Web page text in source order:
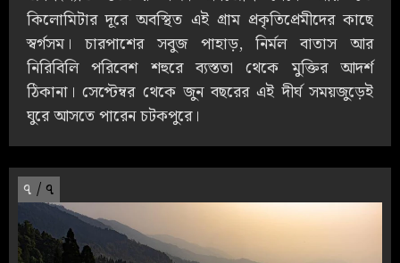
কিলোমিটার দূরে অবস্থিত এই গ্রাম প্রকৃতিপ্রেমীদের কাছে
স্বর্গসম। চারপাশের সবুজ পাহাড়, নির্মল বাতাস আর
নিরিবিলি পরিবেশ শহুরে ব্যস্ততা থেকে মুক্তির আদর্শ
ঠিকানা। সেপ্টেম্বর থেকে জুন বছরের এই দীর্ঘ সময়জুড়েই
ঘুরে আসতে পারেন চটকপুরে।
৭ / ৭